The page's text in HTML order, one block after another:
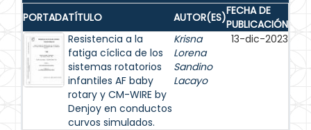
PORTADATÍTULO AUTOR(ES)FECHA DE
PUBLICACIÓN
Resistencia a la
fatiga cíclica de los
sistemas rotatorios
infantiles AF baby
rotary y CM-WIRE by
Denjoy en conductos
curvos simulados.
Krisna
Lorena
Sandino
Lacayo
13-dic-2023